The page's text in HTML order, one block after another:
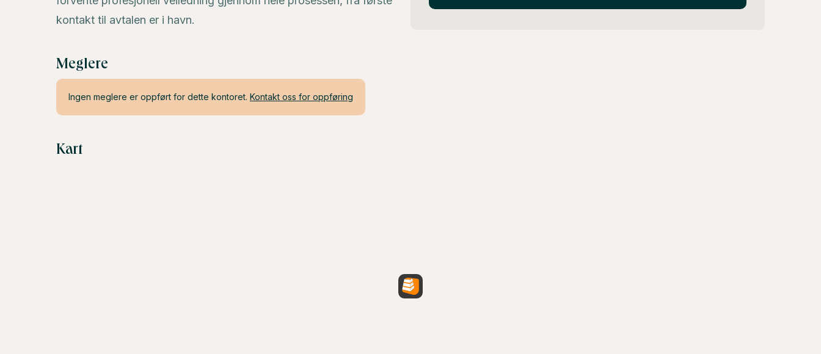
kontakt til avtalen er i havn.
Meglere
Ingen meglere er oppført for dette kontoret. Kontakt oss for oppføring
Kart